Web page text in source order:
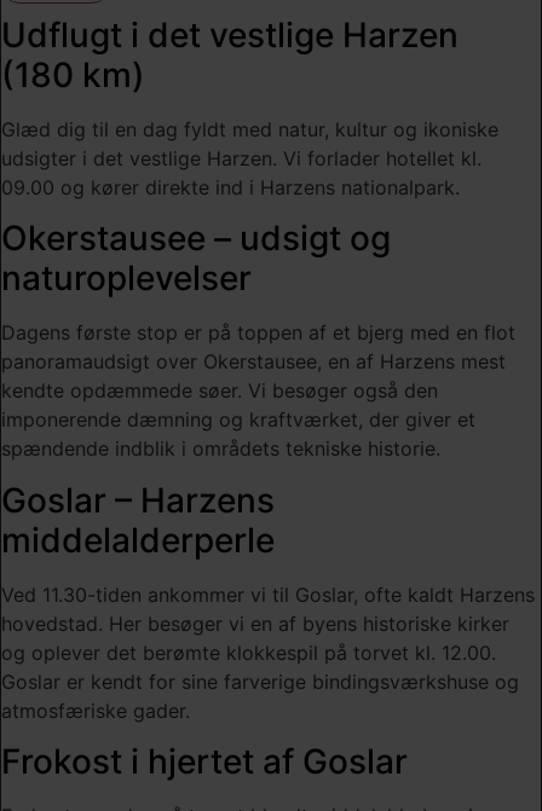
Udflugt i det vestlige Harzen
(180 km)
Glæd dig til en dag fyldt med natur, kultur og ikoniske
udsigter i det vestlige Harzen. Vi forlader hotellet kl.
09.00 og kører direkte ind i Harzens nationalpark.
Okerstausee – udsigt og
naturoplevelser
Dagens første stop er på toppen af et bjerg med en flot
panoramaudsigt over Okerstausee, en af Harzens mest
kendte opdæmmede søer. Vi besøger også den
imponerende dæmning og kraftværket, der giver et
spændende indblik i områdets tekniske historie.
Goslar – Harzens
middelalderperle
Ved 11.30-tiden ankommer vi til Goslar, ofte kaldt Harzens
hovedstad. Her besøger vi en af byens historiske kirker
og oplever det berømte klokkespil på torvet kl. 12.00.
Goslar er kendt for sine farverige bindingsværkshuse og
atmosfæriske gader.
Frokost i hjertet af Goslar